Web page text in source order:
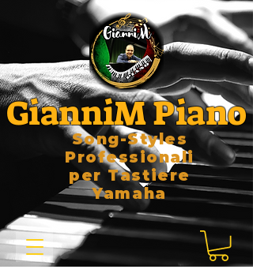
GianniM Piano
Song-Styles
Professionali
per Tastiere
Yamaha